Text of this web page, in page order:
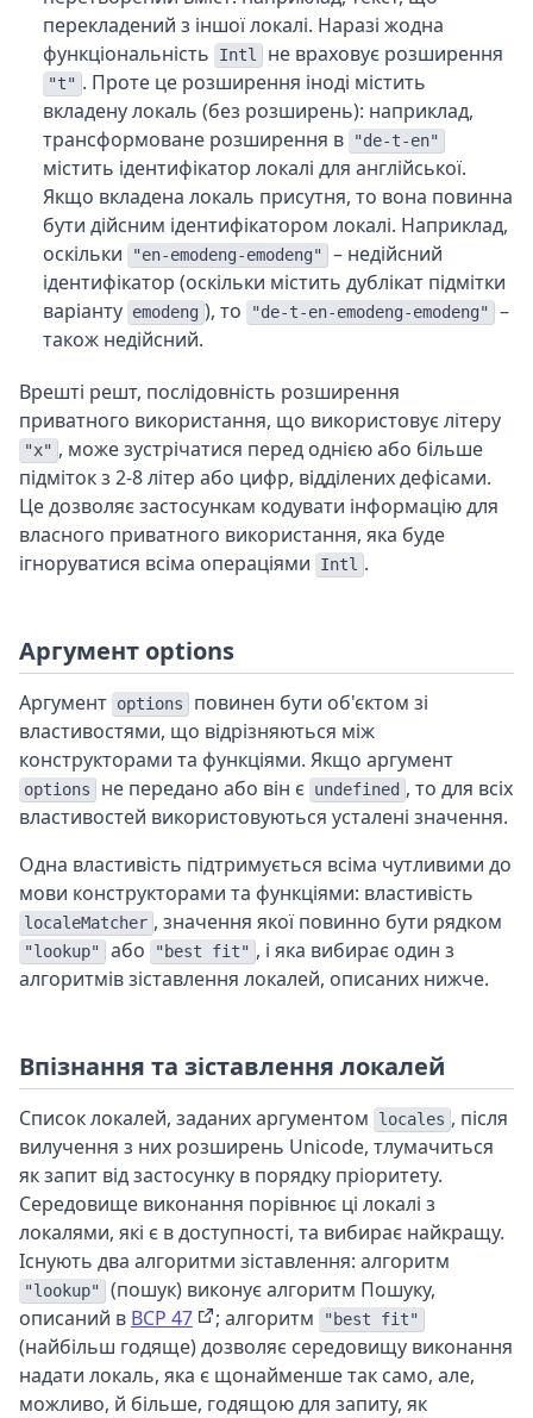
перекладений з іншої локалі. Наразі жодна
функціональність
Intl не враховує розширення
"t" . Проте це розширення іноді містить
вкладену локаль (без розширень): наприклад,
трансформоване розширення в
"de-t-en"
містить ідентифікатор локалі для англійської.
Якщо вкладена локаль присутня, то вона повинна
бути дійсним ідентифікатором локалі. Наприклад,
оскільки
"en-emodeng-emodeng"
– недійсний
ідентифікатор (оскільки містить дублікат підмітки
варіанту emodeng ), то "de-t-en-emodeng-emodeng"
–
також недійсний.
Врешті решт, послідовність розширення
приватного використання, що використовує літеру
"x" , може зустрічатися перед однією або більше
підміток з 2-8 літер або цифр, відділених дефісами.
Це дозволяє застосункам кодувати інформацію для
власного приватного використання, яка буде
ігноруватися всіма операціями
Intl .
Аргумент options
Аргумент options
повинен бути об'єктом зі
властивостями, що відрізняються між
конструкторами та функціями. Якщо аргумент
options не передано або він є undefined , то для всіх
властивостей використовуються усталені значення.
Одна властивість підтримується всіма чутливими до
мови конструкторами та функціями: властивість
localeMatcher , значення якої повинно бути рядком
"lookup" або "best fit" , і яка вибирає один з
алгоритмів зіставлення локалей, описаних нижче.
Впізнання та зіставлення локалей
Список локалей, заданих аргументом locales , після
вилучення з них розширень Unicode, тлумачиться
як запит від застосунку в порядку пріоритету.
Середовище виконання порівнює ці локалі з
локалями, які є в доступності, та вибирає найкращу.
Існують два алгоритми зіставлення: алгоритм
"lookup"
(пошук) виконує алгоритм Пошуку,
описаний в BCP 47 ; алгоритм "best fit"
(найбільш годяще) дозволяє середовищу виконання
надати локаль, яка є щонайменше так само, але,
можливо, й більше, годящою для запиту, як